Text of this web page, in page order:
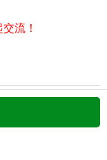
流！